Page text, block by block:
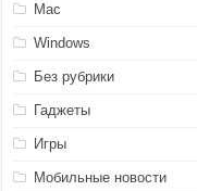
Mac
Windows
Без рубрики
Гаджеты
Игры
Мобильные новости